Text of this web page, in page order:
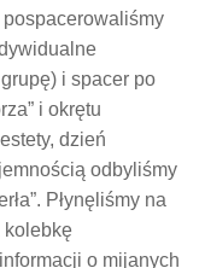
pospacerowaliśmy
i spacer po
i okrętu
dzień
odbyliśmy
Płynęliśmy na
kolebkę
o mijanych